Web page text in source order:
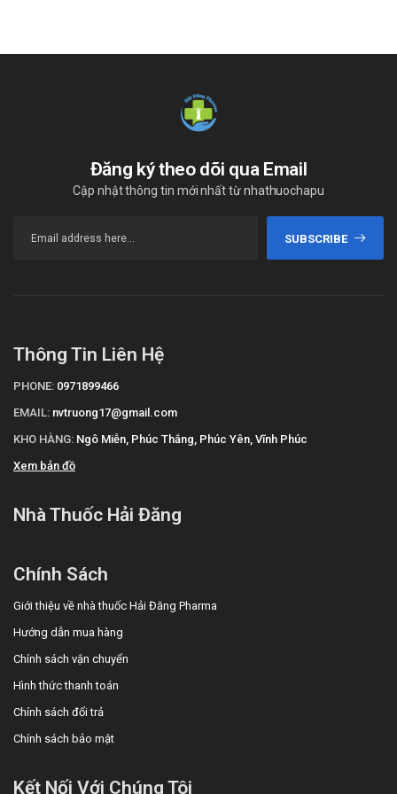
ngoại biên. Danh sách sản phẩm có thể thay thế Escin
20mg hiện đang được cập nhật thường xuyên, người bệnh
hợp với từng tình trạng cụ thể.
Đăng ký theo dõi qua Email
Cập nhật thông tin mới nhất từ nhathuochapu
SUBSCRIBE
Thông Tin Liên Hệ
PHONE: 0971899466
EMAIL: nvtruong17@gmail.com
KHO HÀNG: Ngô Miễn, Phúc Thắng, Phúc Yên, Vĩnh Phúc
Xem bản đồ
Nhà Thuốc Hải Đăng
Chính Sách
Giới thiệu về nhà thuốc Hải Đăng Pharma
Hướng dẫn mua hàng
Chính sách vận chuyển
Hình thức thanh toán
Chính sách đổi trả
Chính sách bảo mật
Kết Nối Với Chúng Tôi